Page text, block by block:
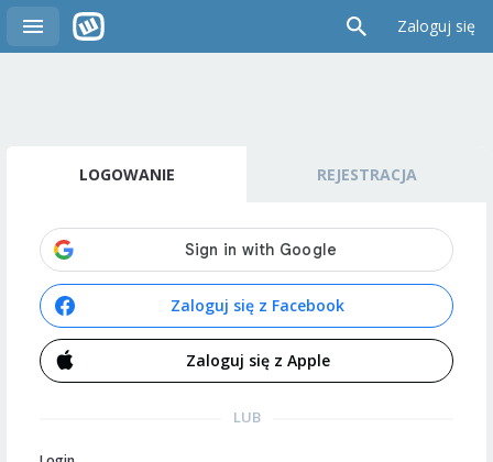
Zaloguj się
LOGOWANIE REJESTRACJA
Zaloguj się z Facebook
Zaloguj się z Apple
LUB